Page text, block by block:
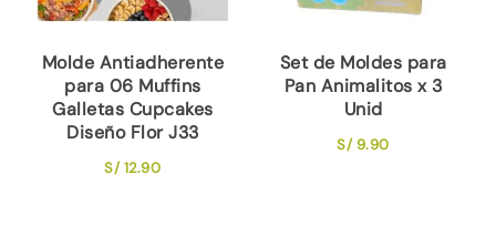
Molde Antiadherente
para 06 Muffins
Galletas Cupcakes
Diseño Flor J33
S/12.90
Set de Moldes para
Pan Animalitos x 3
Unid
S/9.90